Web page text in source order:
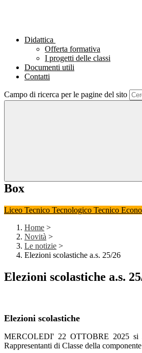
Didattica
Offerta formativa
I progetti delle classi
Documenti utili
Contatti
Campo di ricerca per le pagine del sito
Box
Liceo Tecnico Tecnologico Tecnico
Home >
Novità >
Le notizie >
Elezioni scolastiche a.s. 25/26
Elezioni scolastiche a.s.
Elezioni scolastiche
MERCOLEDI' 22 OTTOBRE 2025 si
Rappresentanti di Classe della